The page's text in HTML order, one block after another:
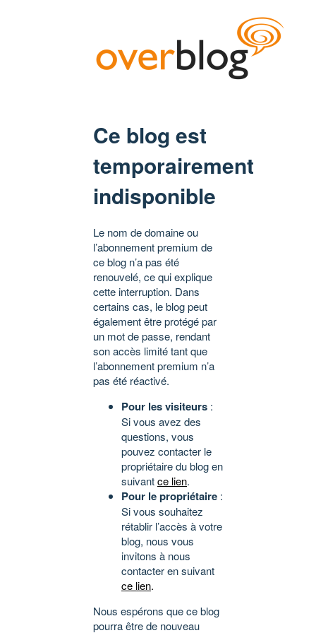
Ce blog est
temporairement
indisponible
Le nom de domaine ou
l’abonnement premium de
ce blog n’a pas été
renouvelé, ce qui explique
cette interruption. Dans
certains cas, le blog peut
également être protégé par
un mot de passe, rendant
son accès limité tant que
l’abonnement premium n’a
pas été réactivé.
Pour les visiteurs :
Si vous avez des
questions, vous
pouvez contacter le
propriétaire du blog en
suivantce lien.
Pour le propriétaire :
Si vous souhaitez
rétablir l’accès à votre
blog, nous vous
invitons à nous
contacter en suivant
ce lien.
Nous espérons que ce blog
pourra être de nouveau